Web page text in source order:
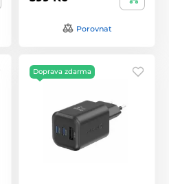
Porovnat
Doprava zdarma